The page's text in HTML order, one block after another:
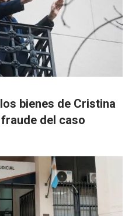
bienes de Cristina
del caso